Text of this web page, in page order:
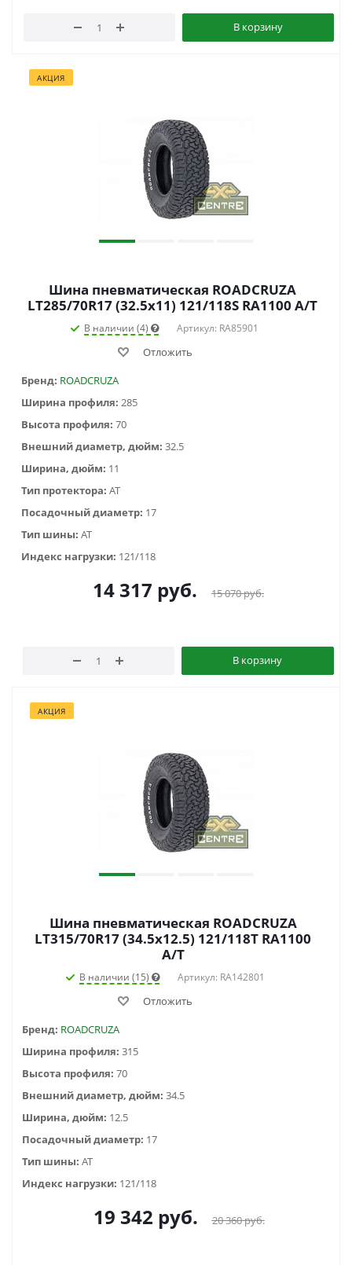
В корзину
АКЦИЯ
Шина пневматическая ROADCRUZA
LT285/70R17 (32.5x11) 121/118S RA1100 A/T
В наличии (4) Артикул: RA85901
Отложить
Бренд: ROADCRUZA
Ширина профиля: 285
Высота профиля: 70
Внешний диаметр, дюйм: 32.5
Ширина, дюйм: 11
Тип протектора: AT
Посадочный диаметр: 17
Тип шины: AT
Индекс нагрузки: 121/118
14 317 руб. 15 070руб.
В корзину
АКЦИЯ
Шина пневматическая ROADCRUZA
LT315/70R17 (34.5x12.5) 121/118T RA1100
A/T
В наличии (15) Артикул: RA142801
Отложить
Бренд: ROADCRUZA
Ширина профиля: 315
Высота профиля: 70
Внешний диаметр, дюйм: 34.5
Ширина, дюйм: 12.5
Посадочный диаметр: 17
Тип шины: AT
Индекс нагрузки: 121/118
19 342 руб. 20 360руб.